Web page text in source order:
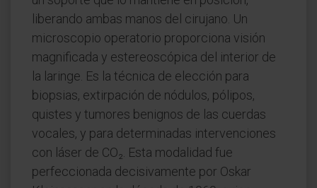
liberando ambas manos del cirujano. Un
microscopio operatorio proporciona visión
magnificada y estereoscópica del interior de
la laringe. Es la técnica de elección para
biopsias, extirpación de nódulos, pólipos,
quistes y tumores benignos de las cuerdas
vocales, y para determinadas intervenciones
con láser de CO₂. Esta modalidad fue
perfeccionada decisivamente por Oskar